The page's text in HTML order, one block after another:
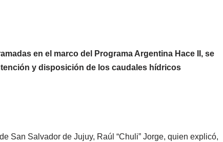
en el marco del Programa Argentina Hace II, se
y disposición de los caudales hídricos
San Salvador de Jujuy, Raúl “Chuli” Jorge, quien explicó,